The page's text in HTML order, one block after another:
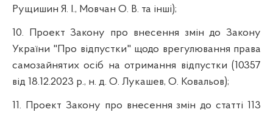
Рущишин Я. І., Мовчан О. В. та інші);
10. Проект Закону про внесення змін до Закону
України "Про відпустки" щодо врегулювання права
самозайнятих осіб на отримання відпустки (10357
від 18.12.2023 р., н. д. О. Лукашев, О. Ковальов);
11. Проект Закону про внесення змін до статті 113